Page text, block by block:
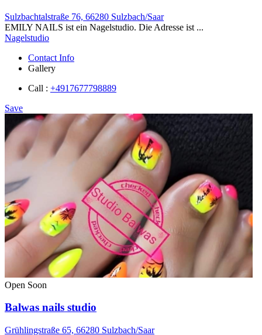
Sulzbachtalstraße 76, 66280 Sulzbach/Saar
EMILY NAILS ist ein Nagelstudio. Die Adresse ist ...
Nagelstudio
Contact Info
Gallery
Call : +4917677798889
Save
Open Soon
Balwas nails studio
Grühlingstraße 65, 66280 Sulzbach/Saar